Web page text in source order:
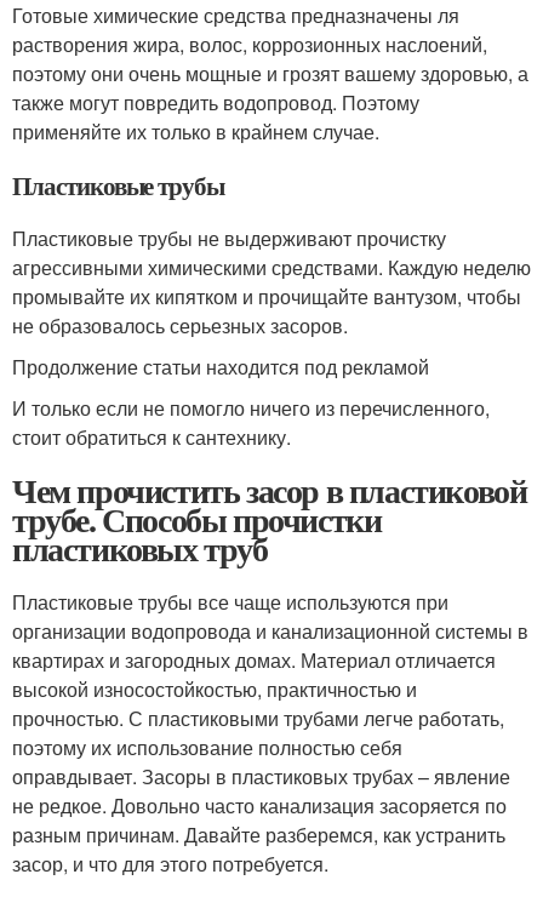
Готовые химические средства предназначены ля
растворения жира, волос, коррозионных наслоений,
поэтому они очень мощные и грозят вашему здоровью, а
также могут повредить водопровод. Поэтому
применяйте их только в крайнем случае.
Пластиковые трубы
Пластиковые трубы не выдерживают прочистку
агрессивными химическими средствами. Каждую неделю
промывайте их кипятком и прочищайте вантузом, чтобы
не образовалось серьезных засоров.
Продолжение статьи находится под рекламой
И только если не помогло ничего из перечисленного,
стоит обратиться к сантехнику.
Чем прочистить засор в пластиковой
трубе. Способы прочистки
пластиковых труб
Пластиковые трубы все чаще используются при
организации водопровода и канализационной системы в
квартирах и загородных домах. Материал отличается
высокой износостойкостью, практичностью и
прочностью. С пластиковыми трубами легче работать,
поэтому их использование полностью себя
оправдывает. Засоры в пластиковых трубах – явление
не редкое. Довольно часто канализация засоряется по
разным причинам. Давайте разберемся, как устранить
засор, и что для этого потребуется.